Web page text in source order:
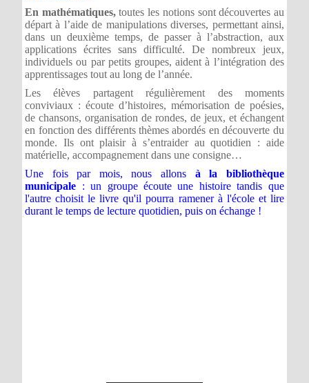
En mathématiques,toutes les notions sont découvertes au
départ à l’aide de manipulations diverses, permettant ainsi,
dans un deuxième temps, de passer à l’abstraction, aux
applications écrites sans difficulté. De nombreux jeux,
individuels ou par petits groupes, aident à l’intégration des
apprentissages tout au long de l’année.
Les élèves partagent régulièrement des moments
conviviaux : écoute d’histoires, mémorisation de poésies,
de chansons, organisation de rondes, de jeux, et échangent
en fonction des différents thèmes abordés en découverte du
monde. Ils ont plaisir à s’entraider au quotidien : aide
matérielle, accompagnement dans une consigne…
Une fois par mois, nous allons à la
bibliothèque
municipale : un groupe écoute une histoire tandis que
l'autre choisit le livre qu'il pourra ramener à l'école et lire
durant le temps de lecture quotidien, puis on échange !